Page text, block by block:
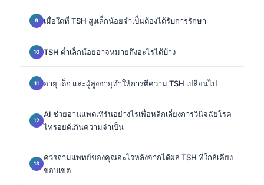
เมื่อใดที่ TSH สูงเล็กน้อยจำเป็นต้องได้รับการรักษา
TSH ต่ำเล็กน้อยอาจหมายถึงอะไรได้บ้าง
อายุ เด็ก และผู้สูงอายุทำให้การตีความ TSH เปลี่ยนไป
AI ช่วยอ่านแพตเทิร์นอย่างไรเพื่อหลีกเลี่ยงการวินิจฉัยโรค
ไทรอยด์เกินความจำเป็น
ควรถามแพทย์ของคุณอะไรหลังจากได้ผล TSH ที่ใกล้เคียง
ขอบเขต